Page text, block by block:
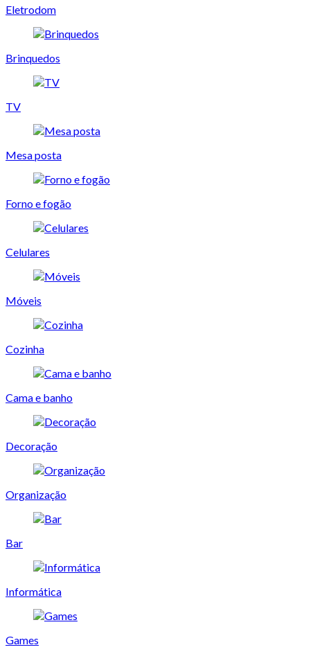
Eletrodom
Brinquedos
TV
Mesa posta
Forno e fogão
Celulares
Móveis
Cozinha
Cama e banho
Decoração
Organização
Bar
Informática
Games